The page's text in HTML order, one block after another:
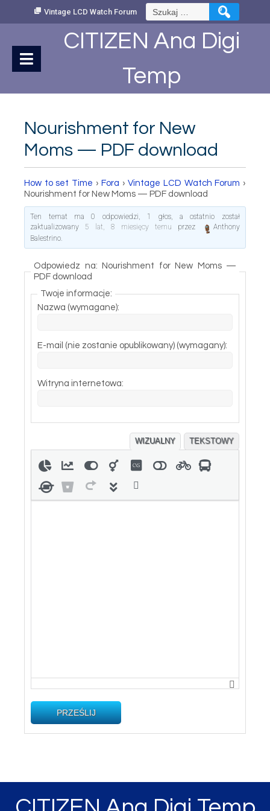
Vintage LCD Watch Forum Szukaj:
CITIZEN Ana Digi
Temp
Nourishment for New
Moms — PDF download
How to set Time › Fora › Vintage LCD Watch Forum ›
Nourishment for New Moms — PDF download
Ten temat ma 0 odpowiedzi, 1 głos, a ostatnio został
zaktualizowany 5 lat, 8 miesięcy temu przez
Anthony
Balestrino.
Odpowiedz na: Nourishment for New Moms —
PDF download
Twoje informacje:
Nazwa (wymagane):
E-mail (nie zostanie opublikowany) (wymagany):
Witryna internetowa:
WIZUALNY TEKSTOWY
PRZEŚLIJ